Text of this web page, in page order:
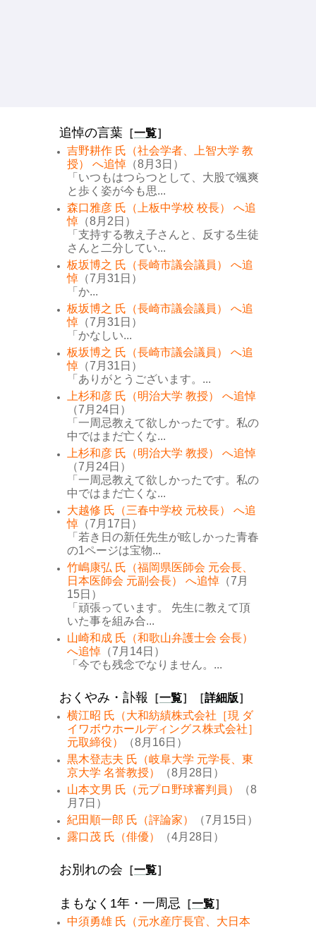
追悼の言葉 ［一覧］
吉野耕作 氏（社会学者、上智大学 教
授） へ追悼 （8月3日）
「いつもはつらつとして、大股で颯爽
と歩く姿が今も思...
森口雅彦 氏（上板中学校 校長） へ追
悼 （8月2日）
「支持する教え子さんと、反する生徒
さんと二分してい...
板坂博之 氏（長崎市議会議員） へ追
悼 （7月31日）
「か...
板坂博之 氏（長崎市議会議員） へ追
悼 （7月31日）
「かなしい...
板坂博之 氏（長崎市議会議員） へ追
悼 （7月31日）
「ありがとうございます。...
上杉和彦 氏（明治大学 教授） へ追悼
（7月24日）
「一周忌教えて欲しかったです。私の
中ではまだ亡くな...
上杉和彦 氏（明治大学 教授） へ追悼
（7月24日）
「一周忌教えて欲しかったです。私の
中ではまだ亡くな...
大越修 氏（三春中学校 元校長） へ追
悼 （7月17日）
「若き日の新任先生が眩しかった青春
の1ページは宝物...
竹嶋康弘 氏（福岡県医師会 元会長、
日本医師会 元副会長） へ追悼 （7月
15日）
「頑張っています。 先生に教えて頂
いた事を組み合...
山崎和成 氏（和歌山弁護士会 会長）
へ追悼 （7月14日）
「今でも残念でなりません。...
おくやみ・訃報 ［一覧］［詳細版］
横江昭 氏（大和紡績株式会社［現 ダ
イワボウホールディングス株式会社］
元取締役）
（8月16日）
黒木登志夫 氏（岐阜大学 元学長、東
京大学 名誉教授）
（8月28日）
山本文男 氏（元プロ野球審判員）
（8
月7日）
紀田順一郎 氏（評論家）
（7月15日）
露口茂 氏（俳優）
（4月28日）
お別れの会 ［一覧］
まもなく1年・一周忌 ［一覧］
中須勇雄 氏（元水産庁長官、大日本